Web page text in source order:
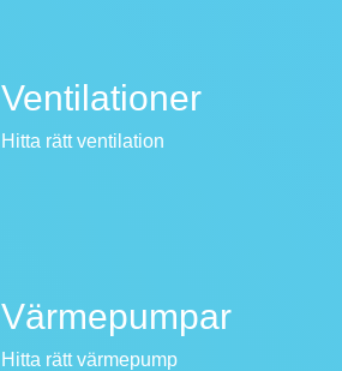
Ventilationer
Hitta rätt ventilation
Värmepumpar
Hitta rätt värmepump